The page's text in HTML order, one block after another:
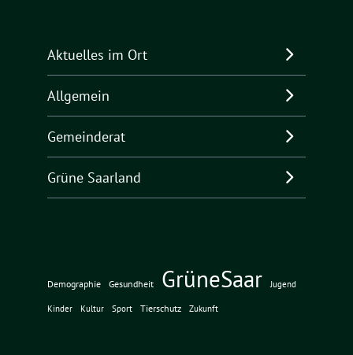
Aktuelles im Ort
Allgemein
Gemeinderat
Grüne Saarland
Demographie Gesundheit GrüneSaar Jugend
Kinder Kultur Sport Tierschutz Zukunft